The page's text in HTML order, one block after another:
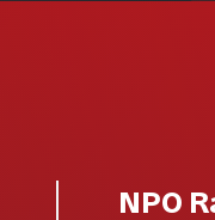
NPO